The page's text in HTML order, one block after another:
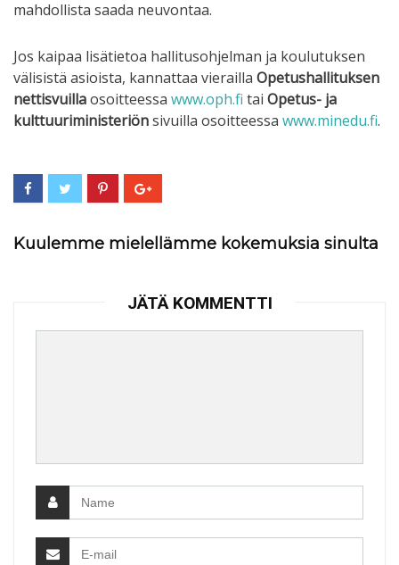
mahdollista saada neuvontaa.
Jos kaipaa lisätietoa hallitusohjelman ja koulutuksen
välisistä asioista, kannattaa vierailla Opetushallituksen
nettisvuillaosoitteessa www.oph.fi tai Opetus- ja
kulttuuriministeriönsivuilla osoitteessa www.minedu.fi.
Kuulemme mielellämme kokemuksia sinulta
JÄTÄ KOMMENTTI